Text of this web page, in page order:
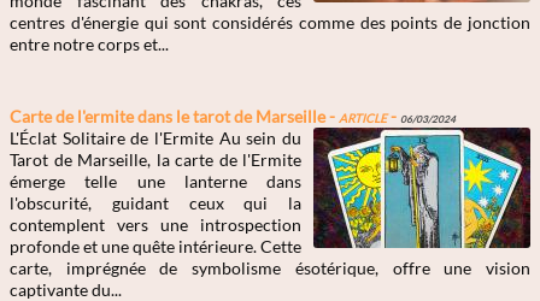
centres d'énergie qui sont considérés comme des points de jonction
entre notre corps et...
Carte de l'ermite dans le tarot de Marseille -Article- 06/03/2024
L'Éclat Solitaire de l'Ermite Au sein du
Tarot de Marseille, la carte de l'Ermite
émerge telle une lanterne dans
l'obscurité, guidant ceux qui la
contemplent vers une introspection
profonde et une quête intérieure. Cette
carte, imprégnée de symbolisme ésotérique, offre une vision
captivante du...